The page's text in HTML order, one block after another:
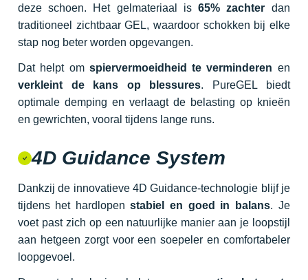
deze schoen. Het gelmateriaal is 65% zachter dan
traditioneel zichtbaar GEL, waardoor schokken bij elke
stap nog beter worden opgevangen.
Dat helpt om spiervermoeidheid te verminderen en
verkleint de kans op blessures. PureGEL biedt
optimale demping en verlaagt de belasting op knieën
en gewrichten, vooral tijdens lange runs.
4D Guidance System
Dankzij de innovatieve 4D Guidance-technologie blijf je
tijdens het hardlopen stabiel en goed in balans. Je
voet past zich op een natuurlijke manier aan je loopstijl
aan hetgeen zorgt voor een soepeler en comfortabeler
loopgevoel.